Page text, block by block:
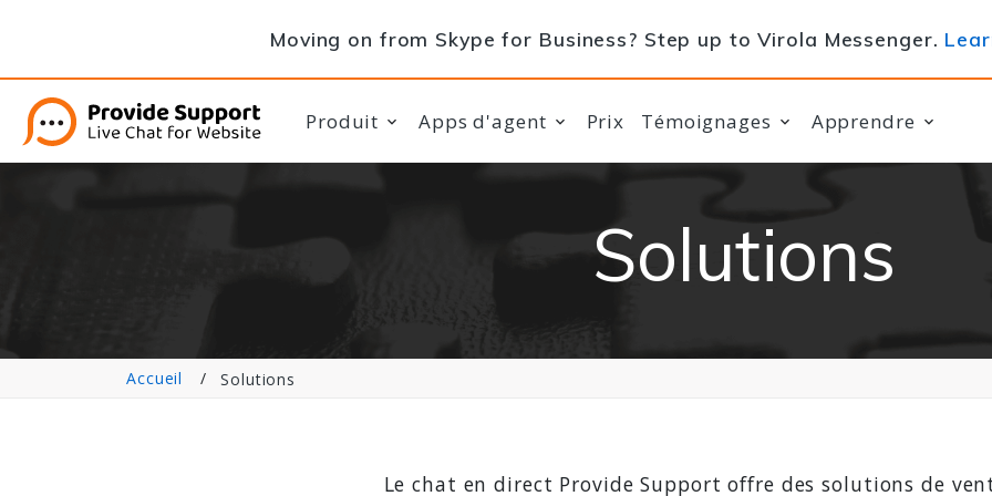
Moving on from Skype for Business? Step up to Virola Messenger.
Produit Apps d'agent Prix Témoignages Apprendre
Solutions
Accueil Solutions
Le chat en direct Provide Support offre des solutions de